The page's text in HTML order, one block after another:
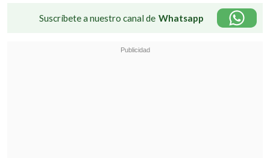
Suscríbete a nuestro canal de Whatsapp